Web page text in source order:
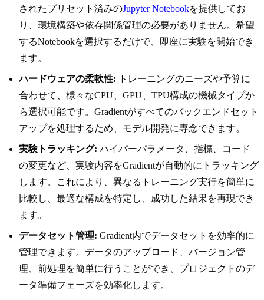
されたプリセット済みのJupyter Notebookを提供してお
り、環境構築や依存関係管理の必要がありません。希望
するNotebookを選択するだけで、即座に実験を開始でき
ます。
ハードウェアの柔軟性: トレーニングのニーズや予算に
合わせて、様々なCPU、GPU、TPU構成の機械タイプか
ら選択可能です。Gradientがすべてのバックエンドセット
アップを処理するため、モデル開発に専念できます。
実験トラッキング: ハイパーパラメータ、指標、コード
の変更など、実験内容をGradientが自動的にトラッキング
します。これにより、異なるトレーニング実行を簡単に
比較し、最適な構成を特定し、成功した結果を再現でき
ます。
データセット管理: Gradient内でデータセットを効率的に
管理できます。データのアップロード、バージョン管
理、前処理を簡単に行うことができ、プロジェクトのデ
ータ準備フェーズを効率化します。